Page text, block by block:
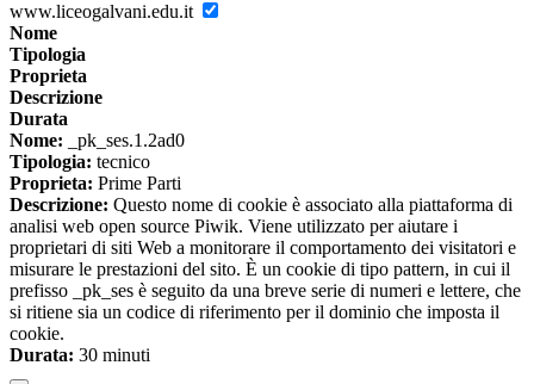
www.liceogalvani.edu.it
Nome
Tipologia
Proprieta
Descrizione
Durata
Nome: _pk_ses.1.2ad0
Tipologia: tecnico
Proprieta: Prime Parti
Descrizione: Questo nome di cookie è associato alla piattaforma di
analisi web open source Piwik. Viene utilizzato per aiutare i
proprietari di siti Web a monitorare il comportamento dei visitatori e
misurare le prestazioni del sito. È un cookie di tipo pattern, in cui il
prefisso _pk_ses è seguito da una breve serie di numeri e lettere, che
si ritiene sia un codice di riferimento per il dominio che imposta il
cookie.
Durata: 30 minuti